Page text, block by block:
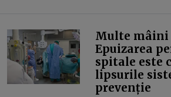
Multe mâini
Epuizarea
spitale este
lipsurile
prevenție